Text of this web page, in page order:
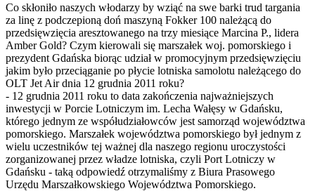
Co skłoniło naszych włodarzy by wziąć na swe barki trud targania
za linę z podczepioną doń maszyną Fokker 100 należącą do
przedsięwzięcia aresztowanego na trzy miesiące Marcina P., lidera
Amber Gold? Czym kierowali się marszałek woj. pomorskiego i
prezydent Gdańska biorąc udział w promocyjnym przedsięwzięciu
jakim było przeciąganie po płycie lotniska samolotu należącego do
OLT Jet Air dnia 12 grudnia 2011 roku?
- 12 grudnia 2011 roku to data zakończenia najważniejszych
inwestycji w Porcie Lotniczym im. Lecha Wałęsy w Gdańsku,
którego jednym ze współudziałowców jest samorząd województwa
pomorskiego. Marszałek województwa pomorskiego był jednym z
wielu uczestników tej ważnej dla naszego regionu uroczystości
zorganizowanej przez władze lotniska, czyli Port Lotniczy w
Gdańsku - taką odpowiedź otrzymaliśmy z Biura Prasowego
Urzędu Marszałkowskiego Województwa Pomorskiego.